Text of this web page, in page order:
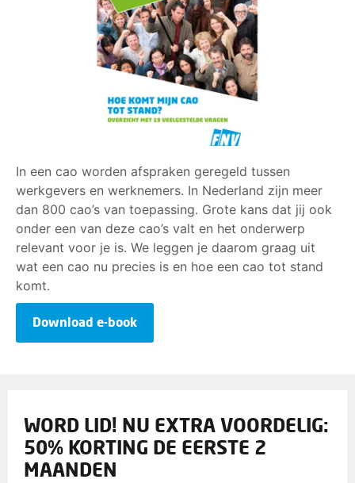
In een cao worden afspraken geregeld tussen
werkgevers en werknemers. In Nederland zijn meer
dan 800 cao’s van toepassing. Grote kans dat jij ook
onder een van deze cao’s valt en het onderwerp
relevant voor je is. We leggen je daarom graag uit
wat een cao nu precies is en hoe een cao tot stand
komt.
Download e-book
WORD LID! NU EXTRA VOORDELIG:
50% KORTING DE EERSTE 2
MAANDEN